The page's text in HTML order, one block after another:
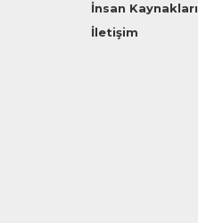
İnsan Kaynakları
İletişim